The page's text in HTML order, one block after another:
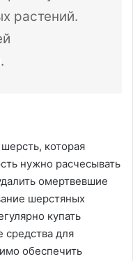
растений.
которая
нужно расчесывать
омертвевшие
шерстяных
купать
средства для
обеспечить